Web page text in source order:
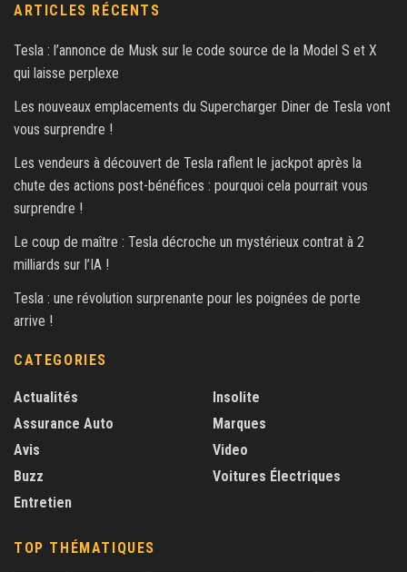
ARTICLES RÉCENTS
Tesla : l’annonce de Musk sur le code source de la Model S et X
qui laisse perplexe
Les nouveaux emplacements du Supercharger Diner de Tesla vont
vous surprendre !
Les vendeurs à découvert de Tesla raflent le jackpot après la
chute des actions post-bénéfices : pourquoi cela pourrait vous
surprendre !
Le coup de maître : Tesla décroche un mystérieux contrat à 2
milliards sur l’IA !
Tesla : une révolution surprenante pour les poignées de porte
arrive !
CATEGORIES
Actualités
Assurance Auto
Avis
Buzz
Entretien
Insolite
Marques
Video
Voitures Électriques
TOP THÉMATIQUES